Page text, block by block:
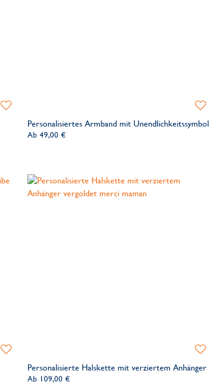
Zur
hinzufügenPersonalisiertes Armband mit Unendlichkeitssymbol
Ab 49,00 €
Zur
Zur
hinzufügenPersonalisierte Halskette mit verziertem Anhänger
Ab 109,00 €
Zur